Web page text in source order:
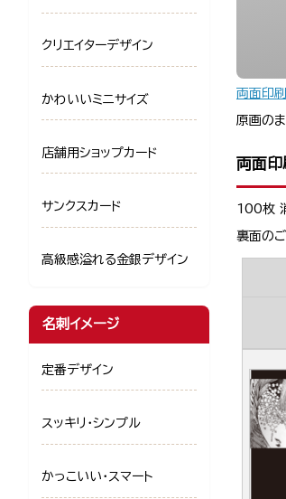
両面印
原画の
両面印
100枚
裏面の
クリエイターデザイン
かわいいミニサイズ
店舗用ショップカード
サンクスカード
高級感溢れる金銀デザイン
名刺イメージ
定番デザイン
スッキリ・シンプル
かっこいい・スマート